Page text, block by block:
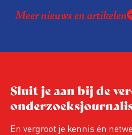
Meer nieuws en artikelen
Sluit je aan bij de
En vergroot je kennis én